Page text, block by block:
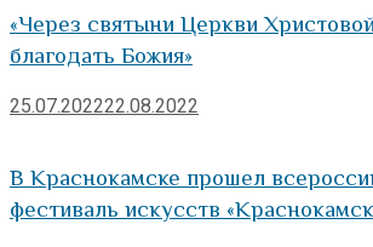
«Через святыни Церкви
благодать Божия»
25.07.202222.08.2022
В Краснокамске прошел
фестиваль искусств